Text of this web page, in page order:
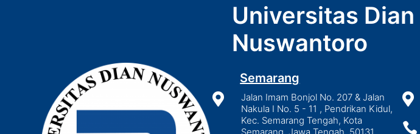
Universitas Dian
Nuswantoro
Semarang

Jalan Imam Bonjol No. 207 & Jalan
Nakula I No. 5 - 11 , Pendrikan Kidul,
Kec. Semarang Tengah, Kota
Semarang, Jawa Tengah, 50131

